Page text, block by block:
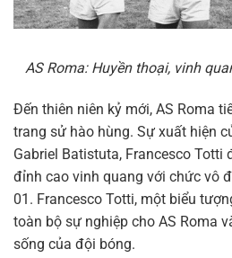
AS Roma: Huyền thoại, vinh
Đến thiên niên kỷ mới, AS Roma
trang sử hào hùng. Sự xuất hiện
Gabriel Batistuta, Francesco Totti
đỉnh cao vinh quang với chức vô
01. Francesco Totti, một biểu
toàn bộ sự nghiệp cho AS Roma
sống của đội bóng.